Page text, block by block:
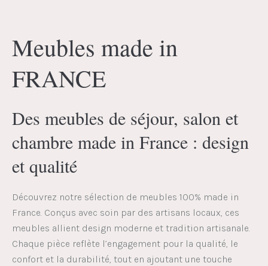
Meubles made in
FRANCE
Des meubles de séjour, salon et
chambre made in France : design
et qualité
Découvrez notre sélection de meubles 100% made in
France. Conçus avec soin par des artisans locaux, ces
meubles allient design moderne et tradition artisanale.
Chaque pièce reflète l’engagement pour la qualité, le
confort et la durabilité, tout en ajoutant une touche